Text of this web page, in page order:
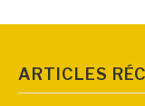
ARTICLES